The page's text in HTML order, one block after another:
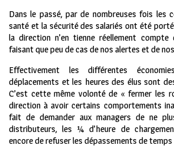
Dans le passé, par de nombreuses fois les
santé et la sécurité des salariés ont été
la direction n’en tienne réellement
faisant que peu de cas de nos alertes et de
Effectivement les différentes
déplacements et les heures des élus sont
C’est cette même volonté de « fermer les
direction à avoir certains comportements
fait de demander aux managers de ne
distributeurs, les ¼ d’heure de
encore de refuser les dépassements de temps